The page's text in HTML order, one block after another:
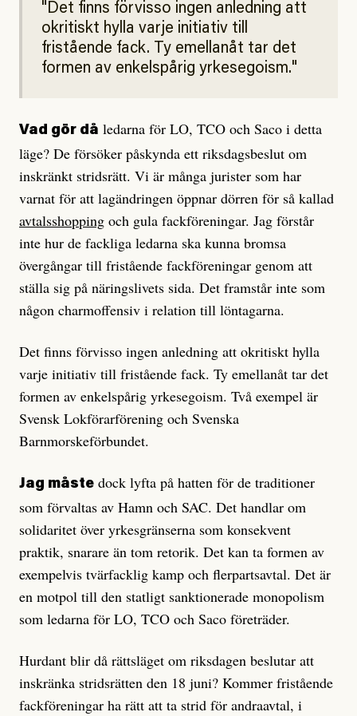
Det finns förvisso ingen anledning att
okritiskt hylla varje initiativ till
fristående fack. Ty emellanåt tar det
formen av enkelspårig yrkesegoism.
Vad gör då ledarna för LO, TCO och Saco i detta
läge? De försöker påskynda ett riksdagsbeslut om
inskränkt stridsrätt. Vi är många jurister som har
varnat för att lagändringen öppnar dörren för så kallad
avtalsshopping och gula fackföreningar. Jag förstår
inte hur de fackliga ledarna ska kunna bromsa
övergångar till fristående fackföreningar genom att
ställa sig på näringslivets sida. Det framstår inte som
någon charmoffensiv i relation till löntagarna.
Det finns förvisso ingen anledning att okritiskt hylla
varje initiativ till fristående fack. Ty emellanåt tar det
formen av enkelspårig yrkesegoism. Två exempel är
Svensk Lokförarförening och Svenska
Barnmorskeförbundet.
Jag måste dock lyfta på hatten för de traditioner
som förvaltas av Hamn och SAC. Det handlar om
solidaritet över yrkesgränserna som konsekvent
praktik, snarare än tom retorik. Det kan ta formen av
exempelvis tvärfacklig kamp och flerpartsavtal. Det är
en motpol till den statligt sanktionerade monopolism
som ledarna för LO, TCO och Saco företräder.
Hurdant blir då rättsläget om riksdagen beslutar att
inskränka stridsrätten den 18 juni? Kommer fristående
fackföreningar ha rätt att ta strid för andraavtal, i